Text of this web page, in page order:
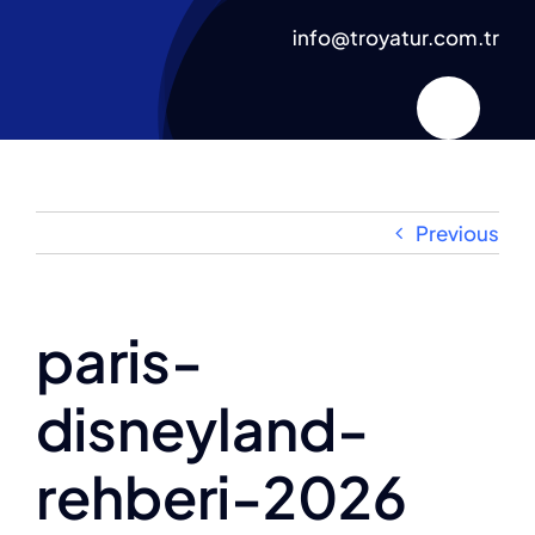
info@troyatur.com.tr
Previous
paris-
disneyland-
rehberi-2026